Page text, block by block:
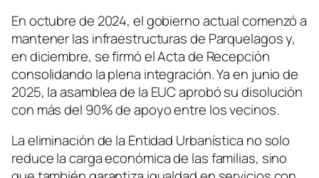
En octubre de 2024, el gobierno actual comenzó a
mantener las infraestructuras de Parquelagos y,
en diciembre, se firmó el Acta de Recepción
consolidando la plena integración. Ya en junio de
2025, la asamblea de la EUC aprobó su disolución
con más del 90% de apoyo entre los vecinos.
La eliminación de la Entidad Urbanística no solo
reduce la carga económica de las familias, sino